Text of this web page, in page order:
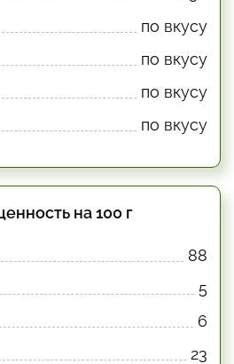
по вкусу
по вкусу
по вкусу
по вкусу
на 100 г
88
5
6
23